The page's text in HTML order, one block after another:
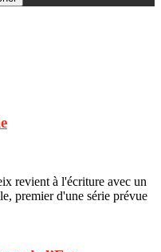
revient à l'écriture avec un
premier d'une série prévue